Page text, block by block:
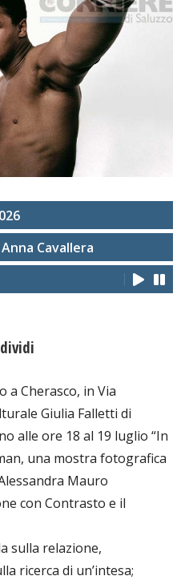
Cavallera
a Cherasco, in Via
Giulia Falletti di
alle ore 18 al 19 luglio “In
una mostra fotografica
Mauro
con Contrasto e il
sulla relazione,
ricerca di un’intesa;